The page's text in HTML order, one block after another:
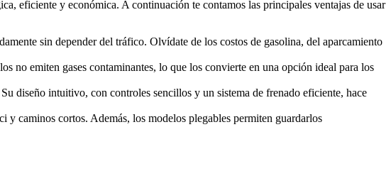
eficiente y económica. A continuación te contamos las principales ventajas de usar
sin depender del tráfico. Olvídate de los costos de gasolina, del aparcamiento
no emiten gases contaminantes, lo que los convierte en una opción ideal para los
diseño intuitivo, con controles sencillos y un sistema de frenado eficiente, hace
y caminos cortos. Además, los modelos plegables permiten guardarlos